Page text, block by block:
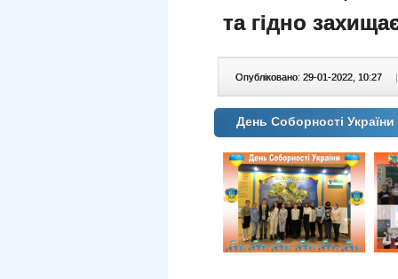
та гідно
Опубліковано: 29-01-2022, 10:27 |
День Соборності